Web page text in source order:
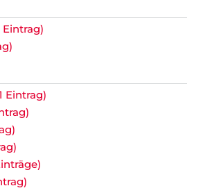
Eintrag)
Eintrag)
Richtige gefunden?
Kontakt mit uns auf. Wir helfen
gerne weiter.
Impressum